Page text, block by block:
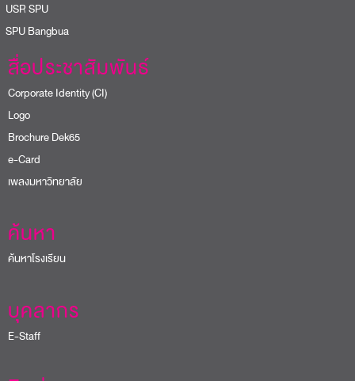
SPU
Bangbua
สื่อประชาสัมพันธ์
Corporate Identity (CI)
Logo
Brochure Dek65
e-Card
เพลงมหาวิทยาลัย
ค้นหา
ค้นหาโรงเรียน
บุคลากร
E-Staff